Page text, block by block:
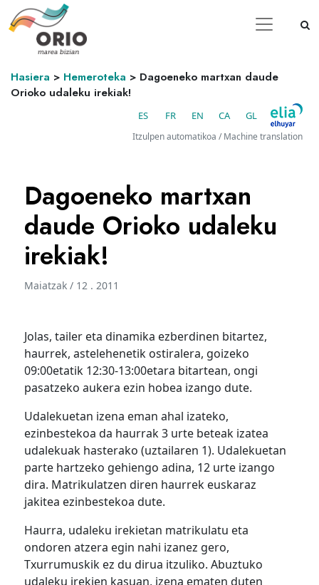
Hasiera > Hemeroteka > Dagoeneko martxan daude
Orioko udaleku irekiak!
ES FR EN CA GL
Itzulpen automatikoa / Machine translation
Dagoeneko martxan
daude Orioko udaleku
irekiak!
Maiatzak / 12 . 2011
Jolas, tailer eta dinamika ezberdinen bitartez,
haurrek, astelehenetik ostiralera, goizeko
09:00etatik 12:30-13:00etara bitartean, ongi
pasatzeko aukera ezin hobea izango dute.
Udalekuetan izena eman ahal izateko,
ezinbestekoa da haurrak 3 urte beteak izatea
udalekuak hasterako (uztailaren 1). Udalekuetan
parte hartzeko gehiengo adina, 12 urte izango
dira. Matrikulatzen diren haurrek euskaraz
jakitea ezinbestekoa dute.
Haurra, udaleku irekietan matrikulatu eta
ondoren atzera egin nahi izanez gero,
Txurrumuskik ez du dirua itzuliko. Abuztuko
udaleku irekien kasuan, izena ematen duten